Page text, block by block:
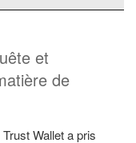
et
de
Wallet a pris